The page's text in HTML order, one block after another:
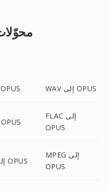
MP4 إلى OPUS WAV إلى OPUS
OGG إلى OPUS
FLAC إلى
OPUS
WEBM إلى OPUS
MPEG إلى
OPUS